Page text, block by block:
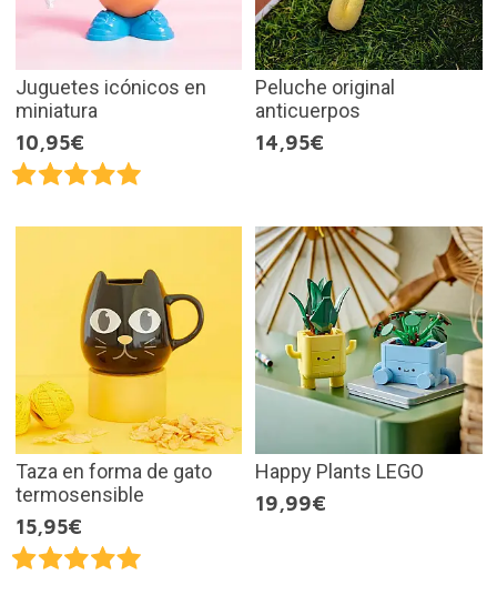
Juguetes icónicos en
miniatura
10,95€
Peluche original
anticuerpos
14,95€
Taza en forma de gato
termosensible
15,95€
Happy Plants LEGO
19,99€